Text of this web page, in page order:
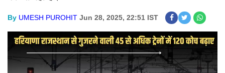
By UMESH PUROHIT Jun 28, 2025, 22:51 IST